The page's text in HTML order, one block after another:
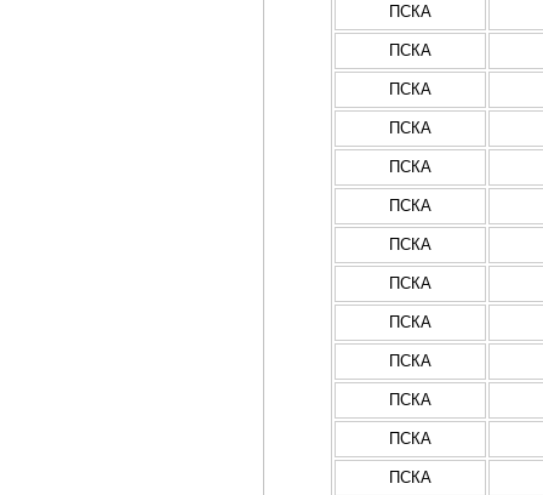
ПСКА
ПСКА
ПСКА
ПСКА
ПСКА
ПСКА
ПСКА
ПСКА
ПСКА
ПСКА
ПСКА
ПСКА
ПСКА